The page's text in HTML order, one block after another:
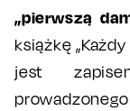
„pierwszą
książkę
jest